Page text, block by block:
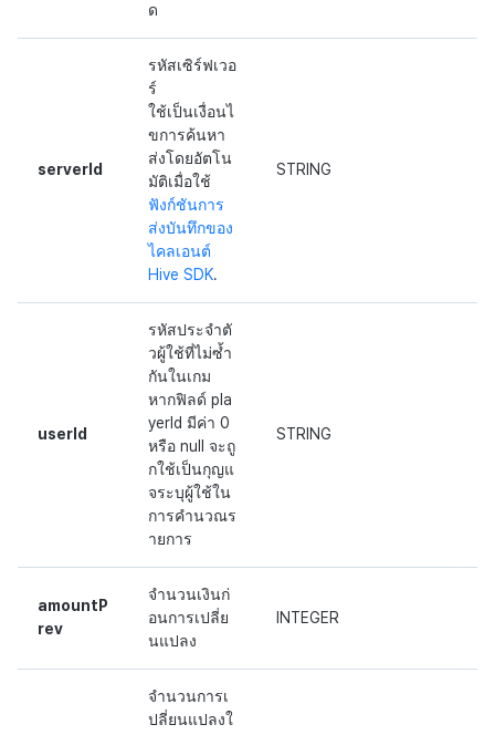
ด
serverId
รหัสเซิร์ฟเวอ
ร์
ใช้เป็นเงื่อนไ
ขการค้นหา
ส่งโดยอัตโน
มัติเมื่อใช้
ฟังก์ชันการ
ส่งบันทึกของ
ไคลเอนต์
Hive SDK.
STRING
userId
รหัสประจำตั
วผู้ใช้ที่ไม่ซ้ำ
กันในเกม
หากฟิลด์ pla
yerId มีค่า 0
หรือ null จะถู
กใช้เป็นกุญแ
จระบุผู้ใช้ใน
การคำนวณร
ายการ
STRING
amountP
rev
จำนวนเงินก่
อนการเปลี่ย
นแปลง
INTEGER
จำนวนการเ
ปลี่ยนแปลงใ